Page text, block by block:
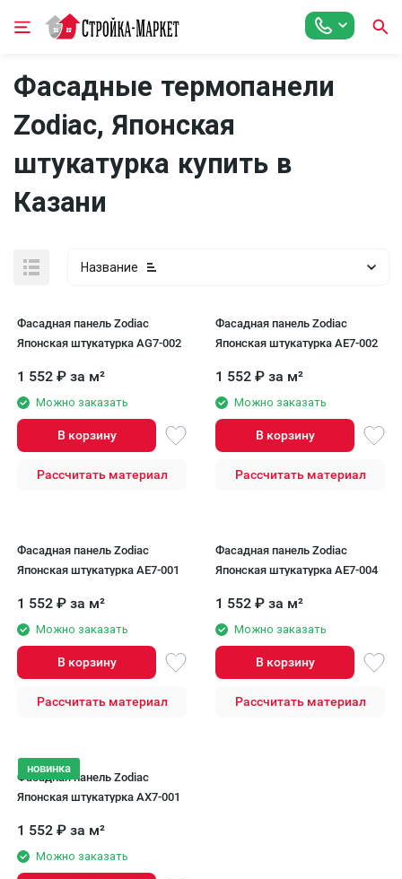
Фасадные термопанели
Zodiac, Японская
штукатурка купить в
Казани
Название
Фасадная панель Zodiac
Японская штукатурка AG7-002
1 552 ₽ за м²
Можно заказать
В корзину
Рассчитать материал
Фасадная панель Zodiac
Японская штукатурка AE7-002
1 552 ₽ за м²
Можно заказать
В корзину
Рассчитать материал
Фасадная панель Zodiac
Японская штукатурка AE7-001
1 552 ₽ за м²
Можно заказать
В корзину
Рассчитать материал
Фасадная панель Zodiac
Японская штукатурка AE7-004
1 552 ₽ за м²
Можно заказать
В корзину
Рассчитать материал
новинка
Фасадная панель Zodiac
Японская штукатурка AX7-001
1 552 ₽ за м²
Можно заказать